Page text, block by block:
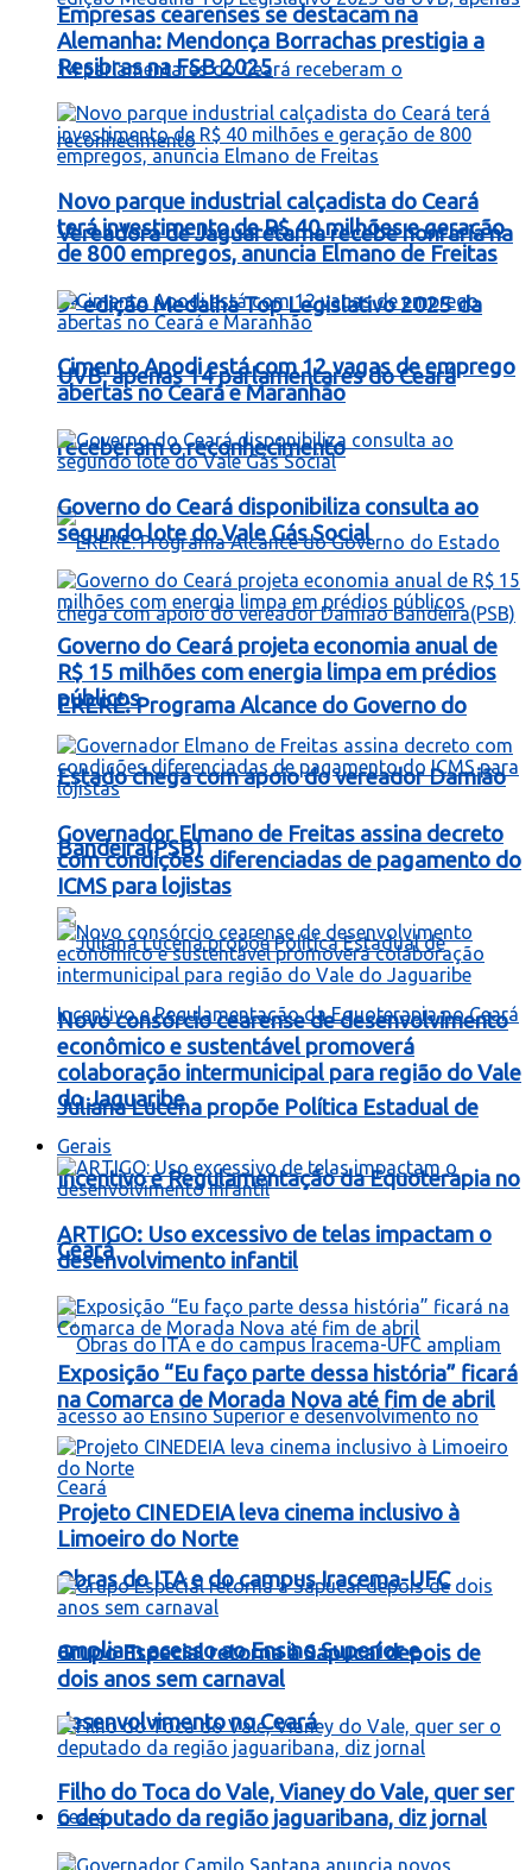
Vereadora de Jaguaretama recebe honraria na
9ª edição Medalha Top Legislativo 2025 da
UVB; apenas 14 parlamentares do Ceará
receberam o reconhecimento
ERERÉ: Programa Alcance do Governo do
Estado chega com apoio do vereador Damião
Bandeira(PSB)
Juliana Lucena propõe Política Estadual de
Incentivo e Regulamentação da Equoterapia no
Ceará
Obras do ITA e do campus Iracema-UFC
ampliam acesso ao Ensino Superior e
desenvolvimento no Ceará
Ceará
Empresas cearenses se destacam na
Alemanha: Mendonça Borrachas prestigia a
Resibras na FSB 2025
Novo parque industrial calçadista do Ceará
terá investimento de R$ 40 milhões e geração
de 800 empregos, anuncia Elmano de Freitas
Cimento Apodi está com 12 vagas de emprego
abertas no Ceará e Maranhão
Governo do Ceará disponibiliza consulta ao
segundo lote do Vale Gás Social
Governo do Ceará projeta economia anual de
R$ 15 milhões com energia limpa em prédios
públicos
Governador Elmano de Freitas assina decreto
com condições diferenciadas de pagamento do
ICMS para lojistas
Novo consórcio cearense de desenvolvimento
econômico e sustentável promoverá
colaboração intermunicipal para região do Vale
do Jaguaribe
Gerais
ARTIGO: Uso excessivo de telas impactam o
desenvolvimento infantil
Exposição “Eu faço parte dessa história” ficará
na Comarca de Morada Nova até fim de abril
Projeto CINEDEIA leva cinema inclusivo à
Limoeiro do Norte
Grupo Especial retorna à Sapucaí depois de
dois anos sem carnaval
Filho do Toca do Vale, Vianey do Vale, quer ser
o deputado da região jaguaribana, diz jornal